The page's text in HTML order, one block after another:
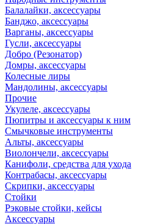
Балалайки, аксессуары
Банджо, аксессуары
Варганы, аксессуары
Гусли, аксессуары
Добро (Резонатор)
Домры, аксессуары
Колесные лиры
Мандолины, аксессуары
Прочие
Укулеле, аксессуары
Пюпитры и аксессуары к ним
Смычковые инструменты
Альты, аксессуары
Виолончели, аксессуары
Канифоли, средства для ухода
Контрабасы, аксессуары
Скрипки, аксессуары
Стойки
Рэковые стойки, кейсы
Аксессуары